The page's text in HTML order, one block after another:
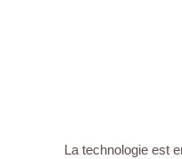
La technologie est